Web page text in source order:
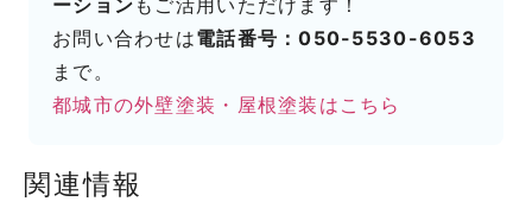
お問い合わせは電話番号：050-5530-6053
まで。
都城市の外壁塗装・屋根塗装はこちら
関連情報